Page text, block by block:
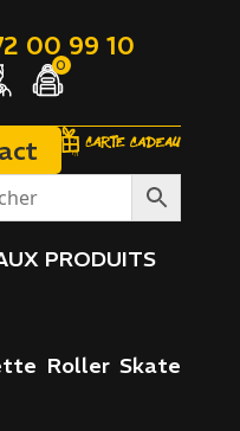
00 99 10
0
PRODUITS
Roller Skate